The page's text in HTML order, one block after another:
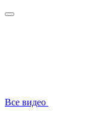
Все видео